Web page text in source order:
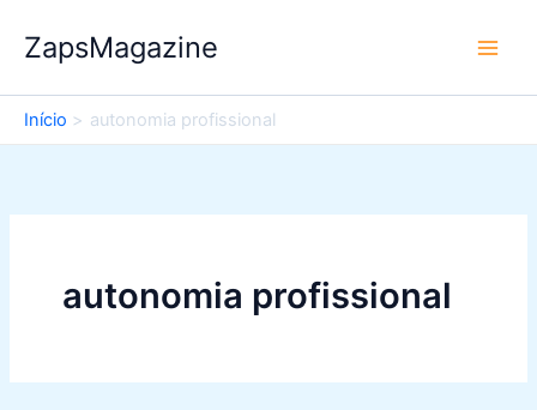
para
conteúdo
ZapsMagazine
Início autonomia profissional
autonomia profissional